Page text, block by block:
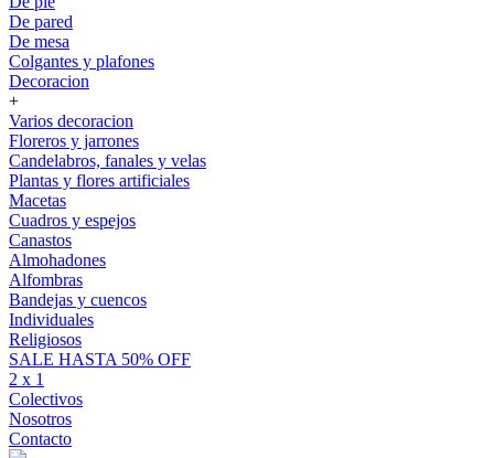
De pared
De mesa
Colgantes y plafones
Decoracion
+
Varios decoracion
Floreros y jarrones
Candelabros, fanales y velas
Plantas y flores artificiales
Macetas
Cuadros y espejos
Canastos
Almohadones
Alfombras
Bandejas y cuencos
Individuales
Religiosos
SALE HASTA 50% OFF
2 x 1
Colectivos
Nosotros
Contacto